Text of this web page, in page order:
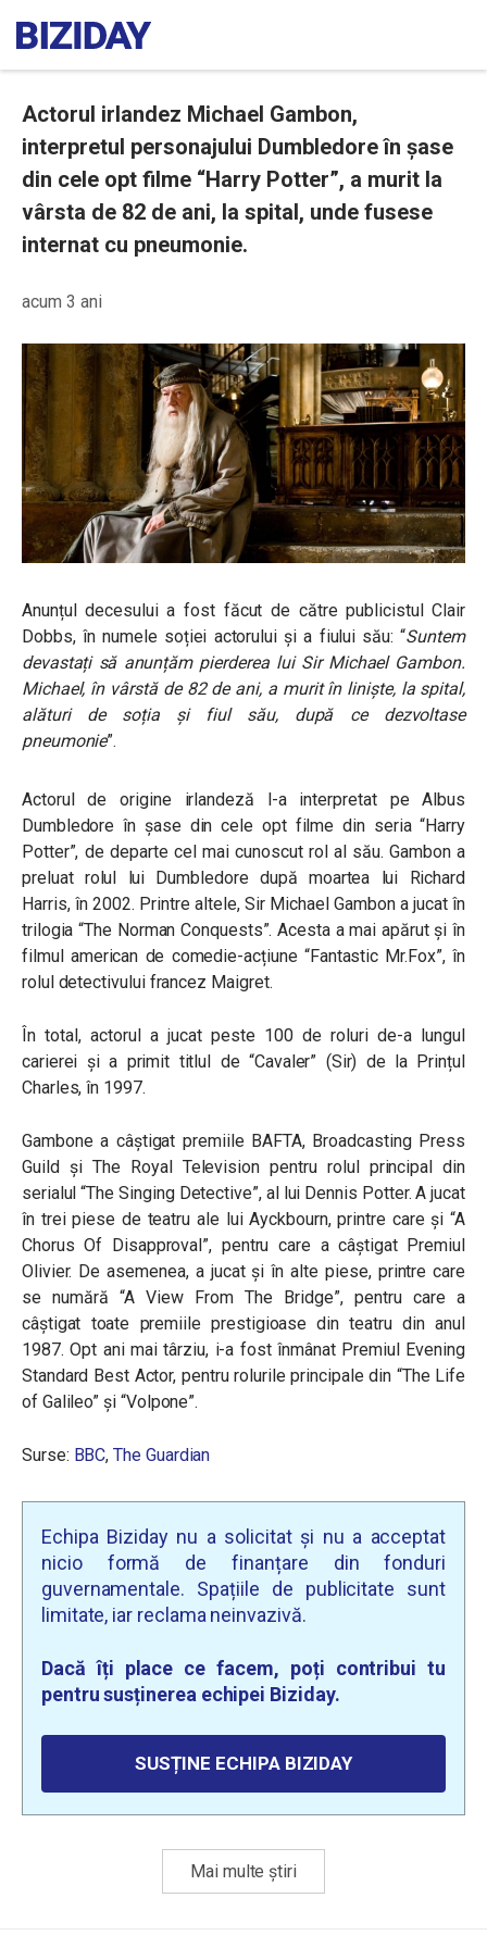
Actorul irlandez Michael Gambon,
interpretul personajului Dumbledore în șase
din cele opt filme “Harry Potter”, a murit la
vârsta de 82 de ani, la spital, unde fusese
internat cu pneumonie.
acum 3 ani
Anunțul decesului a fost făcut de către publicistul Clair
Dobbs, în numele soției actorului și a fiului său: “Suntem
devastați să anunțăm pierderea lui Sir Michael Gambon.
Michael, în vârstă de 82 de ani, a murit în liniște, la spital,
alături de soția și fiul său, după ce dezvoltase
pneumonie”.
Actorul de origine irlandeză l-a interpretat pe Albus
Dumbledore în șase din cele opt filme din seria “Harry
Potter”, de departe cel mai cunoscut rol al său. Gambon a
preluat rolul lui Dumbledore după moartea lui Richard
Harris, în 2002. Printre altele, Sir Michael Gambon a jucat în
trilogia “The Norman Conquests”. Acesta a mai apărut și în
filmul american de comedie-acțiune “Fantastic Mr.Fox”, în
rolul detectivului francez Maigret.
În total, actorul a jucat peste 100 de roluri de-a lungul
carierei și a primit titlul de “Cavaler” (Sir) de la Prințul
Charles, în 1997.
Gambone a câștigat premiile BAFTA, Broadcasting Press
Guild și The Royal Television pentru rolul principal din
serialul “The Singing Detective”, al lui Dennis Potter. A jucat
în trei piese de teatru ale lui Ayckbourn, printre care și “A
Chorus Of Disapproval”, pentru care a câștigat Premiul
Olivier. De asemenea, a jucat și în alte piese, printre care
se numără “A View From The Bridge”, pentru care a
câștigat toate premiile prestigioase din teatru din anul
1987. Opt ani mai târziu, i-a fost înmânat Premiul Evening
Standard Best Actor, pentru rolurile principale din “The Life
of Galileo” și “Volpone”.
Surse: BBC,The Guardian
Echipa Biziday nu a solicitat și nu a acceptat
nicio formă de finanțare din fonduri
guvernamentale. Spațiile de publicitate sunt
limitate, iar reclama neinvazivă.
Dacă îți place ce facem, poți contribui tu
pentru susținerea echipei Biziday.
SUSȚINE ECHIPA BIZIDAY
Mai multe știri